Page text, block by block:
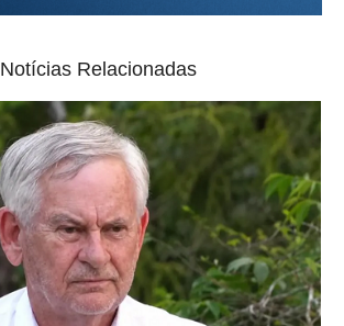
Notícias Relacionadas